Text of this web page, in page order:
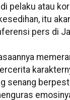
pelaku atau
itu
pers di
senang